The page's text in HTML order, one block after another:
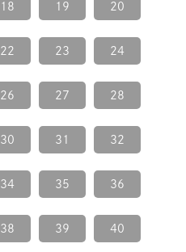
18 19 20
22 23 24
26 27 28
30 31 32
34 35 36
38 39 40